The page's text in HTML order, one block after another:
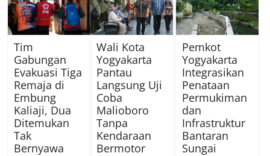
Tim
Gabungan
Evakuasi Tiga
Remaja di
Embung
Kaliaji, Dua
Ditemukan
Tak
Bernyawa
Wali Kota
Yogyakarta
Pantau
Langsung Uji
Coba
Malioboro
Tanpa
Kendaraan
Bermotor
Pemkot
Yogyakarta
Integrasikan
Penataan
Permukiman
dan
Infrastruktur
Bantaran
Sungai